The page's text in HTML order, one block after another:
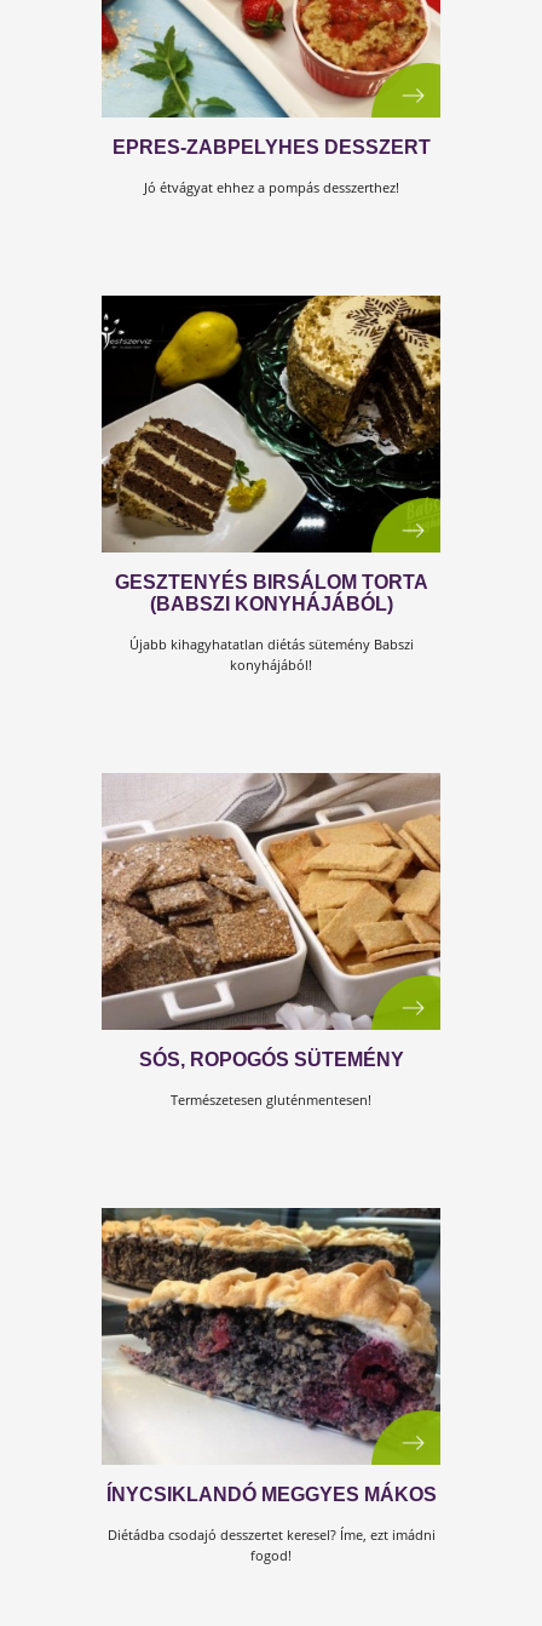
POFONEGYSZERŰ
ZABPALACSINTA KÖRTÉVEL,
EGÉSZSÉGESEN
Fogyni vágyók csak mértékkel fogyasszák ezt az
ínycsiklandóan kreatív desszertet!
FAHÉJAS CSILLAG